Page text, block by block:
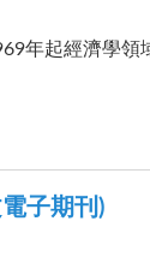
年起經濟學領
子期刊)